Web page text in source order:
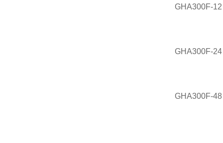
GHA300F-12
GHA300F-24
GHA300F-48